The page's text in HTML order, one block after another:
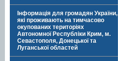
Інформація для громадян України,
які проживають на тимчасово
окупованих територіях
Автономної Республіки Крим, м.
Севастополя, Донецької та
Луганської областей